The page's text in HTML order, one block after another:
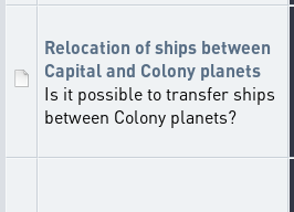
Relocation of ships between
Capital and Colony planets
Is it possible to transfer ships
between Colony planets?